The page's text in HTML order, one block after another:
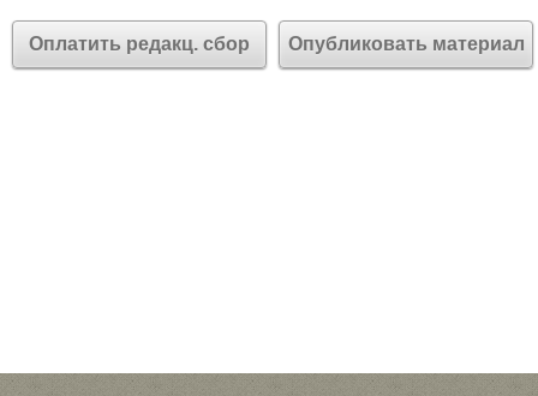
Оплатить редакц. сбор Опубликовать материал